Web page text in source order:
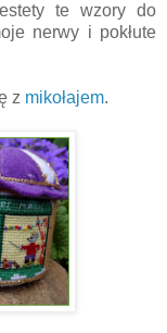
te wzory do
nerwy i pokłute
z mikołajem.